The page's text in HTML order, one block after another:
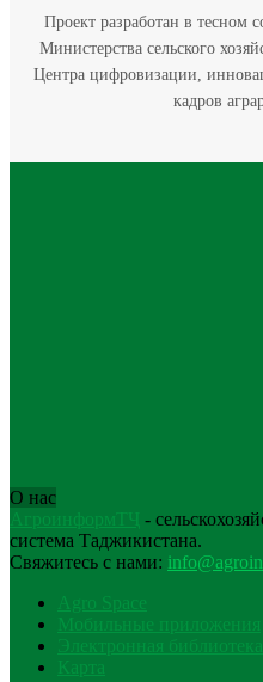
Проект разработан в тесном
Министерства сельского
Центра цифровизации,
кадров
О нас
АгроинформТҶ -
система Таджикистана.
Свяжитесь с нами:
Agro Space
Мобильные приложения
Электронная библиотека
Карта